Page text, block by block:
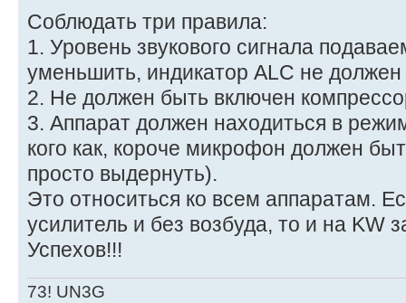
Соблюдать три правила:
1. Уровень звукового сигнала
уменьшить, индикатор ALC не должен
2. Не должен быть включен
3. Аппарат должен находиться в
кого как, короче микрофон должен
просто выдернуть).
Это относиться ко всем аппаратам.
усилитель и без возбуда, то и на KW
Успехов!!!
73! UN3G